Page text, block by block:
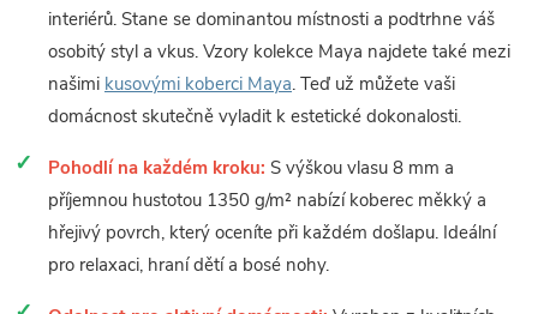
interiérů. Stane se dominantou místnosti a podtrhne váš
osobitý styl a vkus. Vzory kolekce Maya najdete také mezi
našimi kusovými koberci Maya. Teď už můžete vaši
domácnost skutečně vyladit k estetické dokonalosti.
Pohodlí na každém kroku: S výškou vlasu 8 mm a
příjemnou hustotou 1350 g/m² nabízí koberec měkký a
hřejivý povrch, který oceníte při každém došlapu. Ideální
pro relaxaci, hraní dětí a bosé nohy.